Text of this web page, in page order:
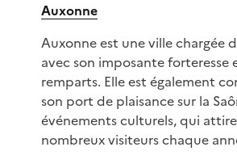
Auxonne
Auxonne est une ville chargée
avec son imposante forteresse
remparts. Elle est également
son port de plaisance sur la
événements culturels, qui
nombreux visiteurs chaque